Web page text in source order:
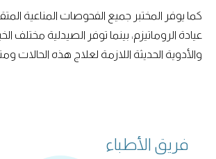
كما يوفر المختبر جميع الفحوصات المناعية
عيادة الروماتيزم، بينما توفر الصيدلية مختلف
والأدوية الحديثة اللازمة لعلاج هذه الحالات
فريق الأطباء